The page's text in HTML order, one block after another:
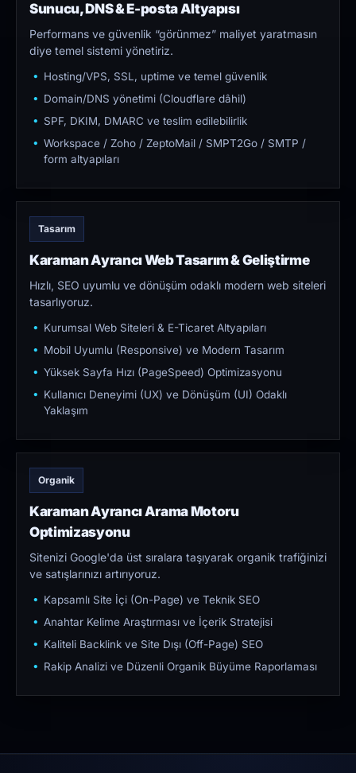
Sunucu, DNS & E-posta Altyapısı
Performans ve güvenlik “görünmez” maliyet yaratmasın
diye temel sistemi yönetiriz.
Hosting/VPS, SSL, uptime ve temel güvenlik
Domain/DNS yönetimi (Cloudflare dâhil)
SPF, DKIM, DMARC ve teslim edilebilirlik
Workspace / Zoho / ZeptoMail / SMPT2Go / SMTP /
form altyapıları
Tasarım
Karaman Ayrancı Web Tasarım & Geliştirme
Hızlı, SEO uyumlu ve dönüşüm odaklı modern web siteleri
tasarlıyoruz.
Kurumsal Web Siteleri & E-Ticaret Altyapıları
Mobil Uyumlu (Responsive) ve Modern Tasarım
Yüksek Sayfa Hızı (PageSpeed) Optimizasyonu
Kullanıcı Deneyimi (UX) ve Dönüşüm (UI) Odaklı
Yaklaşım
Organik
Karaman Ayrancı Arama Motoru
Optimizasyonu
Sitenizi Google'da üst sıralara taşıyarak organik trafiğinizi
ve satışlarınızı artırıyoruz.
Kapsamlı Site İçi (On-Page) ve Teknik SEO
Anahtar Kelime Araştırması ve İçerik Stratejisi
Kaliteli Backlink ve Site Dışı (Off-Page) SEO
Rakip Analizi ve Düzenli Organik Büyüme Raporlaması